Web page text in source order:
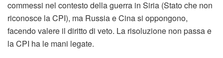
commessi nel contesto della guerra in Siria (Stato che non
riconosce la CPI), ma Russia e Cina si oppongono,
facendo valere il diritto di veto. La risoluzione non passa e
la CPI ha le mani legate.